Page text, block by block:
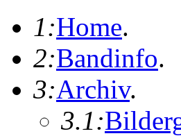
1:Home.
2:Bandinfo.
3:Archiv.
3.1: